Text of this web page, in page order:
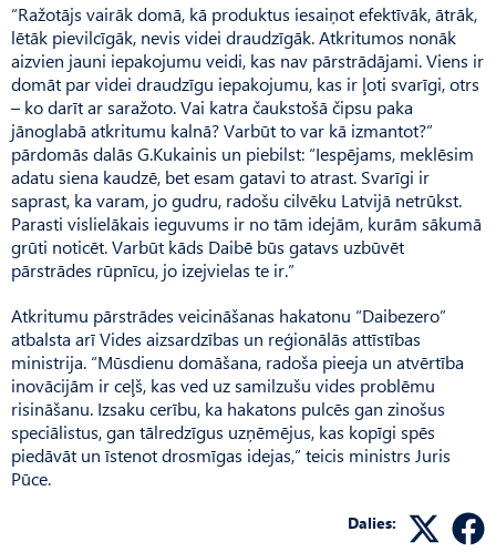
“Ražotājs vairāk domā, kā produktus iesaiņot efektīvāk, ātrāk,
lētāk pievilcīgāk, nevis videi draudzīgāk. Atkritumos nonāk
aizvien jauni iepakojumu veidi, kas nav pārstrādājami. Viens ir
domāt par videi draudzīgu iepakojumu, kas ir ļoti svarīgi, otrs
– ko darīt ar saražoto. Vai katra čaukstošā čipsu paka
jānoglabā atkritumu kalnā? Varbūt to var kā izmantot?”
pārdomās dalās G.Ku­­kai­nis un piebilst: “Iespē­jams, meklēsim
adatu siena kaudzē, bet esam gatavi to atrast. Svarīgi ir
saprast, ka varam, jo gudru, radošu cilvēku Latvijā netrūkst.
Pa­rasti vislielākais ieguvums ir no tām idejām, kurām sākumā
grūti noticēt. Varbūt kāds Daibē būs gatavs uzbūvēt
pārstrādes rūpnīcu, jo izejvielas te ir.”
Atkritumu pārstrādes veicināšanas hakatonu “Daibezero”
atbalsta arī Vides aizsardzības un reģionālās attīstības
ministrija. “Mūsdienu domāšana, radoša pie­eja un atvērtība
inovācijām ir ceļš, kas ved uz samilzušu vides problēmu
risināšanu. Izsaku cerību, ka hakatons pulcēs gan zinošus
speciālistus, gan tālredzīgus uzņēmējus, kas kopīgi spēs
piedāvāt un īstenot drosmīgas idejas,” teicis ministrs Juris
Pūce.
Dalies: